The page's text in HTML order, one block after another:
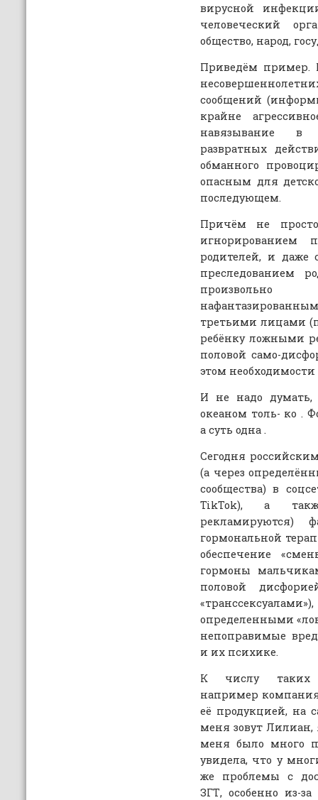
вирусной
человеческий
общество, народ,
Приведём пример.
сообщений
крайне
навязывание в
развратных
обманного
опасным для
последующем.
Причём не
родителей, и
преследованием
третьими лицами
ребёнку ложными
половой само-
этом
И не надо думать,
океаном толь- ко .
а суть одна .
Сегодня
(а через
сообщества) в
TikTok), а
рекламируются)
гормональной
обеспечение
гормоны
половой
определенными
непоправимые
и их психике.
К числу таких
например компания
её продукцией, на
меня зовут Лилиан,
меня было много
увидела, что у
же проблемы с
ЗГТ, особенно из-